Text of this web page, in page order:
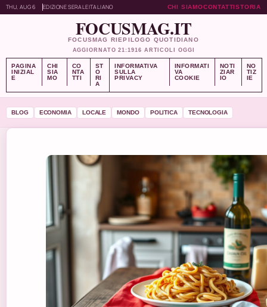
THU, AUG 6 EDIZIONE SERALEITALIANO CHI SIAMOCONTATTISTORIA
FOCUSMAG.IT
FOCUSMAG RIEPILOGO QUOTIDIANO
AGGIORNATO 21:1916 ARTICOLI OGGI
PAGINA
INIZIAL
E
CHI
SIA
MO
CO
NTA
TTI
ST
O
RI
A
INFORMATIVA
SULLA
PRIVACY
INFORMATI
VA
COOKIE
NOTI
ZIAR
IO
NO
TIZ
IE
BLOG ECONOMIA LOCALE MONDO POLITICA TECNOLOGIA